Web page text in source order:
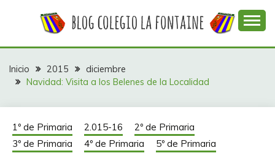
COLEGIO LA
FONTAINE
colegio La Fontaine
Inicio 2015
diciembre
Navidad: Visita a los Belenes de la Localidad
1º de Primaria 2.015-16
2º de Primaria
3º de Primaria
4º de Primaria
5º de Primaria